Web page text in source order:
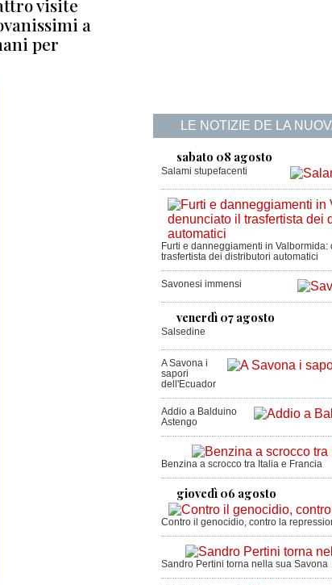
visite
a
per
LE NOTIZIE DE LA
sabato 08 agosto
Salami stupefacenti
Furti e danneggiamenti in Valbormida:
trasfertista dei distributori automatici
Savonesi immensi
venerdì 07 agosto
Salsedine
A Savona i
sapori
dell'Ecuador
Addio a Balduino
Astengo
Benzina a scrocco tra Italia e Francia
giovedì 06 agosto
Contro il genocidio, contro la
Sandro Pertini torna nella sua Savona